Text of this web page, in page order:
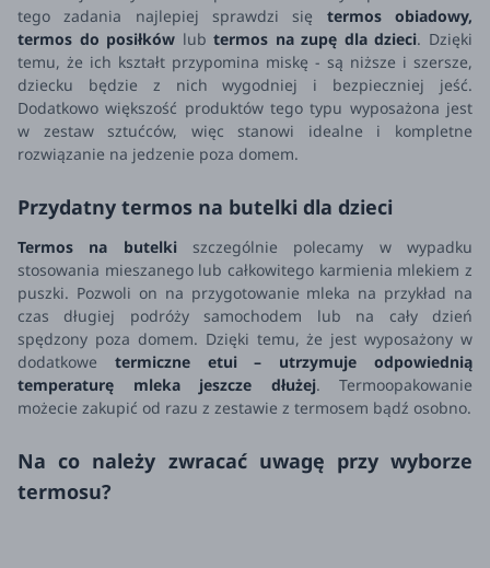
tego zadania najlepiej sprawdzi się termos obiadowy,
termos do posiłków lubtermos na zupę dla dzieci. Dzięki
temu, że ich kształt przypomina miskę - są niższe i szersze,
dziecku będzie z nich wygodniej i bezpieczniej jeść.
Dodatkowo większość produktów tego typu wyposażona jest
w zestaw sztućców, więc stanowi idealne i kompletne
rozwiązanie na jedzenie poza domem.
Przydatny termos na butelki dla dzieci
Termos na butelkiszczególnie polecamy w wypadku
stosowania mieszanego lub całkowitego karmienia mlekiem z
puszki. Pozwoli on na przygotowanie mleka na przykład na
czas długiej podróży samochodem lub na cały dzień
spędzony poza domem. Dzięki temu, że jest wyposażony w
dodatkowe termiczne etui
– utrzymuje odpowiednią
temperaturę mleka jeszcze dłużej. Termoopakowanie
możecie zakupić od razu z zestawie z termosem bądź osobno.
Na co należy zwracać uwagę przy wyborze
termosu?